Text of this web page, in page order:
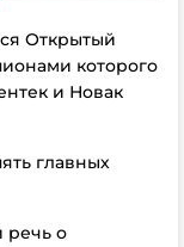
Открытый
которого
и Новак
главных
речь о